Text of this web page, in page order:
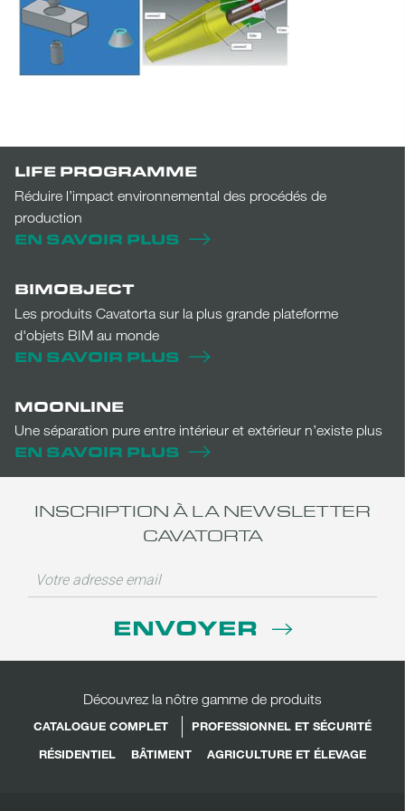
LIFE PROGRAMME
Réduire l’impact environnemental des procédés de
production
EN SAVOIR PLUS
BIMOBJECT
Les produits Cavatorta sur la plus grande plateforme
d'objets BIM au monde
EN SAVOIR PLUS
MOONLINE
Une séparation pure entre intérieur et extérieur n’existe plus
EN SAVOIR PLUS
INSCRIPTION À LA NEWSLETTER
CAVATORTA
ENVOYER
Découvrez la nôtre gamme de produits
CATALOGUE COMPLET
PROFESSIONNEL ET SÉCURITÉ
RÉSIDENTIEL
BÂTIMENT AGRICULTURE ET ÉLEVAGE